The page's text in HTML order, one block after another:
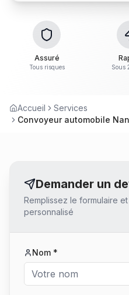
Assuré
Tous risques Sous
Accueil
Services
Demander un
Remplissez le formulaire
personnalisé
Nom *